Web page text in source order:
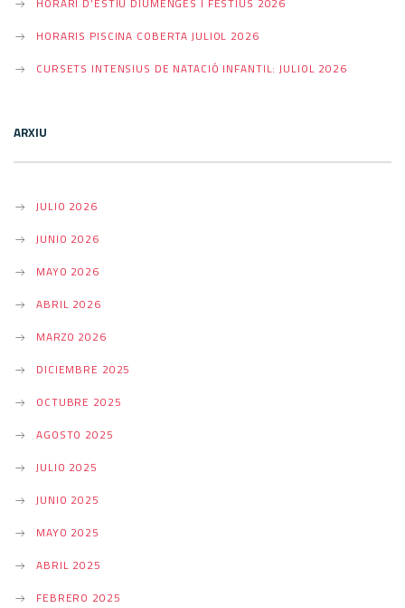
HORARI D’ESTIU DIUMENGES I FESTIUS 2026
HORARIS PISCINA COBERTA JULIOL 2026
CURSETS INTENSIUS DE NATACIÓ INFANTIL: JULIOL 2026
ARXIU
JULIO 2026
JUNIO 2026
MAYO 2026
ABRIL 2026
MARZO 2026
DICIEMBRE 2025
OCTUBRE 2025
AGOSTO 2025
JULIO 2025
JUNIO 2025
MAYO 2025
ABRIL 2025
FEBRERO 2025